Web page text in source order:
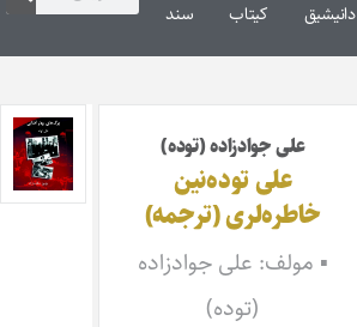
دانیشیق کیتاب سند
علی جوادزاده (توده)
علی توده‌نین
خاطره‌لری (ترجمه)
▪ مولف: علی جوادزاده
(توده)